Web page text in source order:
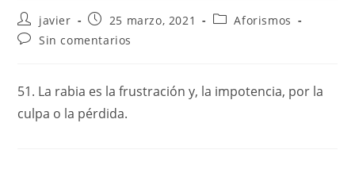
javier 25 marzo, 2021
Aforismos
Sin comentarios
51. La rabia es la frustración y, la impotencia, por la
culpa o la pérdida.